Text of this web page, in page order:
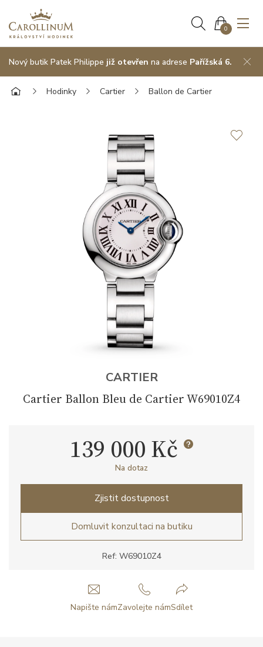
0
Nový butik Patek Philippe již otevřen na adrese Pařížská 6.
Hodinky Cartier Ballon de Cartier
CARTIER
Cartier Ballon Bleu de Cartier W69010Z4
Ref: W69010Z4
139 000 Kč
Na dotaz
Zjistit dostupnost
Domluvit konzultaci na butiku
Napište námZavolejte námSdílet